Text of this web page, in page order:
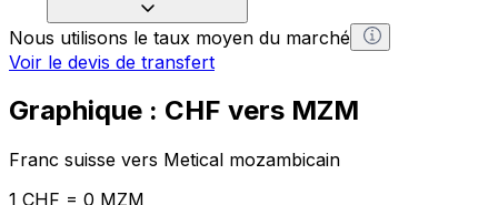
Nous utilisons le taux moyen du marché
Voir le devis de transfert
Graphique : CHF vers MZM
Franc suisse vers Metical mozambicain
1 CHF = 0 MZM